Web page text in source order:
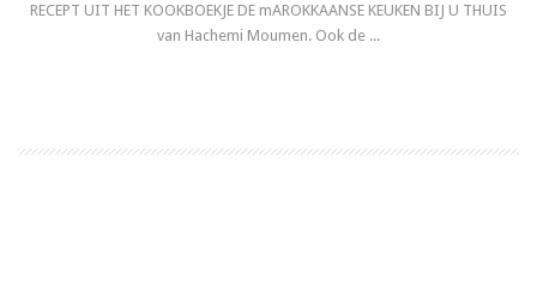
RECEPT UIT HET KOOKBOEKJE DE mAROKKAANSE KEUKEN BIJ U THUIS
van Hachemi Moumen. Ook de ...